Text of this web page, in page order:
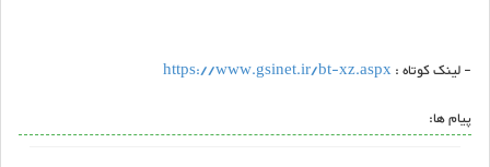
- لینک کوتاه : https://www.gsinet.ir/bt-xz.aspx
پیام ها: